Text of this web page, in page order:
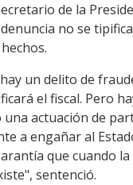
de la
no se
un delito de
el fiscal. Pero
una actuación de
a engañar al
que cuando
sentenció.